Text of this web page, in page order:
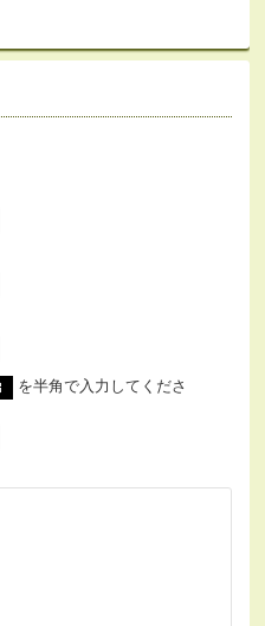
を半角で入力してくださ